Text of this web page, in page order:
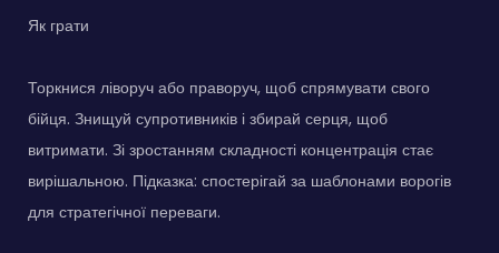
Як грати
Торкнися ліворуч або праворуч, щоб спрямувати свого
бійця. Знищуй супротивників і збирай серця, щоб
витримати. Зі зростанням складності концентрація стає
вирішальною. Підказка: спостерігай за шаблонами ворогів
для стратегічної переваги.